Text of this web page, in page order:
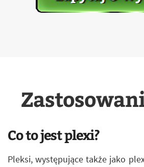
Co to jest plexi?
Pleksi, występujące także jako